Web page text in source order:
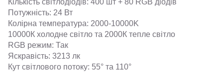
Потужність: 24 Вт
Колірна температура: 2000-10000K
10000К холодне світло та 2000К тепле світло
RGB режим: Так
Яскравість: 3213 лк
Кут світлового потоку: 55° та 110°